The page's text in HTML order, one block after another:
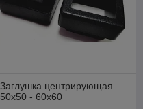
Заглушка центрирующая
50х50 - 60х60